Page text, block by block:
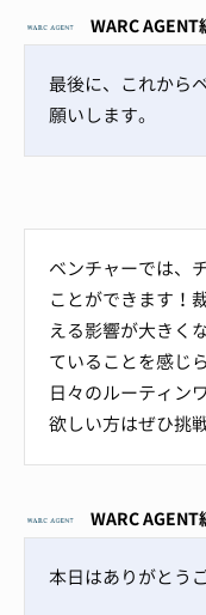
WARC AGENT
最後に、これから
願いします。
ベンチャーでは、
ことができます！
える影響が大きく
ていることを感じ
日々のルーティン
欲しい方はぜひ挑
WARC AGENT
本日はありがとう